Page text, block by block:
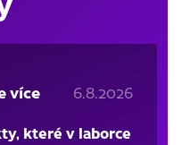
6.8.2026
které v laborce
více